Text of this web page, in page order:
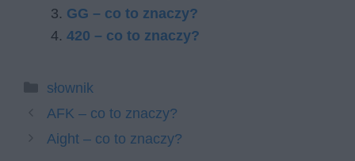
GG – co to znaczy?
420 – co to znaczy?
Kategorie
słownik
AFK – co to znaczy?
Aight – co to znaczy?